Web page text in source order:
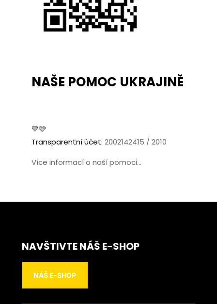
NAŠE POMOC UKRAJINĚ
💛🩵
Transparentní účet: 2002142415 / 2010
Více informací o naší pomoci...
NAVŠTIVTE NÁŠ E-SHOP
NÁŠ E-SHOP